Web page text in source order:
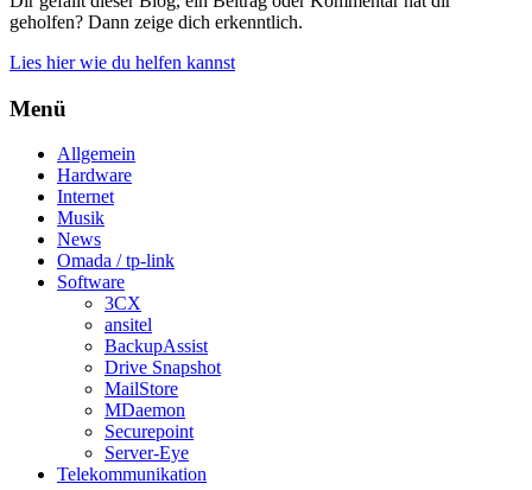
geholfen? Dann zeige dich erkenntlich.
Lies hier wie du helfen kannst
Menü
Allgemein
Hardware
Internet
Musik
News
Omada / tp-link
Software
3CX
ansitel
BackupAssist
Drive Snapshot
MailStore
MDaemon
Securepoint
Server-Eye
Telekommunikation